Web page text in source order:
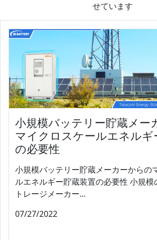
せています
小規模バッテリー貯蔵メー
マイクロスケールエネルギ
の必要性
小規模バッテリー貯蔵メーカーからの
ルエネルギー貯蔵装置の必要性 小規模
トレージメーカー...
07/27/2022